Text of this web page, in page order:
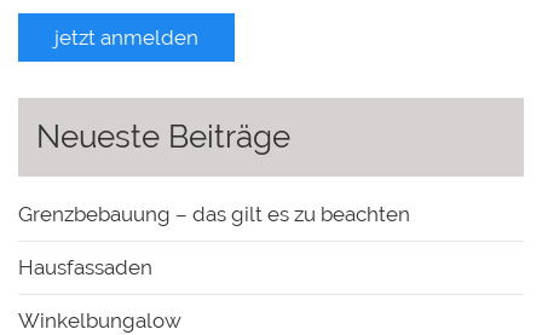
jetzt anmelden
Neueste Beiträge
Grenzbebauung – das gilt es zu beachten
Hausfassaden
Winkelbungalow